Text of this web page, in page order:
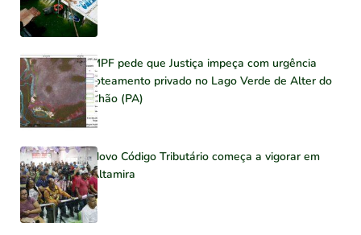
MPF pede que Justiça impeça com urgência
loteamento privado no Lago Verde de Alter do
Chão (PA)
Novo Código Tributário começa a vigorar em
Altamira